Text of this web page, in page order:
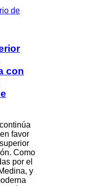
con
favor
Como
por el
y